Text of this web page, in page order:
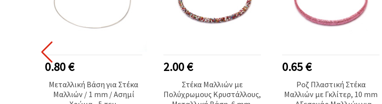
0.80 €
Μεταλλική Βάση για Στέκα
Μαλλιών / 1 mm / Ασημί
2.00 €
Στέκα Μαλλιών με
Πολύχρωμους Κρυστάλλους,
0.65 €
Ροζ Πλαστική Στέκα
Μαλλιών με Γκλίτερ, 10 mm